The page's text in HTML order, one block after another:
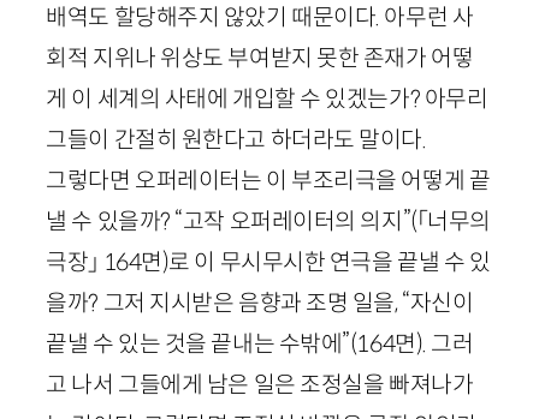
배역도 할당해주지 않았기 때문이다. 아무런 사
회적 지위나 위상도 부여받지 못한 존재가 어떻
게 이 세계의 사태에 개입할 수 있겠는가? 아무리
그들이 간절히 원한다고 하더라도 말이다.
그렇다면 오퍼레이터는 이 부조리극을 어떻게 끝
낼 수 있을까? “고작 오퍼레이터의 의지”(「너무의
극장」 164면)로 이 무시무시한 연극을 끝낼 수 있
을까? 그저 지시받은 음향과 조명 일을, “자신이
끝낼 수 있는 것을 끝내는 수밖에”(164면). 그러
고 나서 그들에게 남은 일은 조정실을 빠져나가